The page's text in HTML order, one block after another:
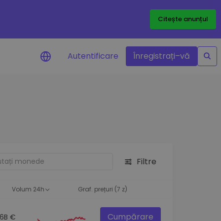
Citește anunțul
Autentificare Înregistrați–vă
Filtre
Volum 24h Graf. prețuri (7 z)
€ Cumpărare